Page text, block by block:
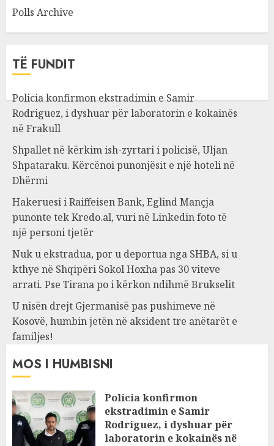
Polls Archive
TË FUNDIT
Policia konfirmon ekstradimin e Samir
Rodriguez, i dyshuar për laboratorin e kokainës
në Frakull
Shpallet në kërkim ish-zyrtari i policisë, Uljan
Shpataraku. Kërcënoi punonjësit e një hoteli në
Dhërmi
Hakeruesi i Raiffeisen Bank, Eglind Mançja
punonte tek Kredo.al, vuri në Linkedin foto të
një personi tjetër
Nuk u ekstradua, por u deportua nga SHBA, si u
kthye në Shqipëri Sokol Hoxha pas 30 viteve
arrati. Pse Tirana po i kërkon ndihmë Brukselit
U nisën drejt Gjermanisë pas pushimeve në
Kosovë, humbin jetën në aksident tre anëtarët e
familjes!
MOS I HUMBISNI
Policia konfirmon
ekstradimin e Samir
Rodriguez, i dyshuar për
laboratorin e kokainës në